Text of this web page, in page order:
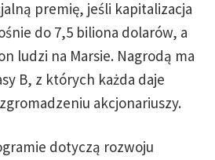
premię, jeśli kapitalizacja
do 7,5 biliona dolarów, a
ludzi na Marsie. Nagrodą ma
B, z których każda daje
akcjonariuszy.
dotyczą rozwoju